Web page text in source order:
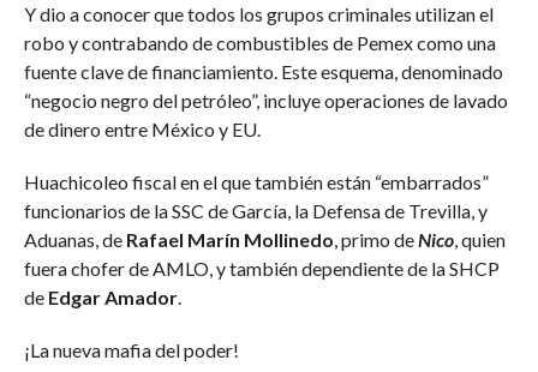
Y dio a conocer que todos los grupos criminales utilizan el
robo y contrabando de combustibles de Pemex como una
fuente clave de financiamiento. Este esquema, denominado
“negocio negro del petróleo”, incluye operaciones de lavado
de dinero entre México y EU.
Huachicoleo fiscal en el que también están “embarrados”
funcionarios de la SSC de García, la Defensa de Trevilla, y
Aduanas, de Rafael Marín Mollinedo, primo deNico, quien
fuera chofer de AMLO, y también dependiente de la SHCP
de Edgar Amador.
¡La nueva mafia del poder!